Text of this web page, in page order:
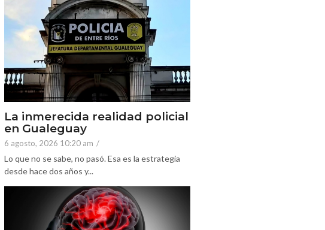
La inmerecida realidad policial
en Gualeguay
6 agosto, 2026 10:20 am /
Lo que no se sabe, no pasó. Esa es la estrategia
desde hace dos años y...